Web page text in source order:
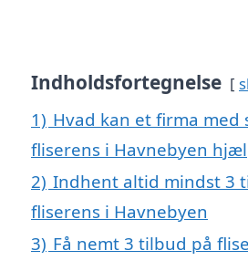
Indholdsfortegnelse
1) Hvad kan et firma med
fliserens i Havnebyen
2) Indhent altid mindst 3
fliserens i Havnebyen
3) Få nemt 3 tilbud på